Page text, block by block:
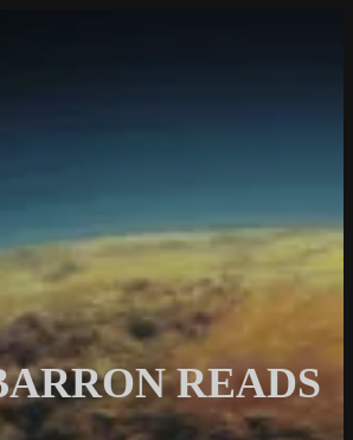
READS